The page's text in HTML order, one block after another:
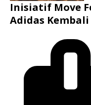
Inisiatif Move
Adidas